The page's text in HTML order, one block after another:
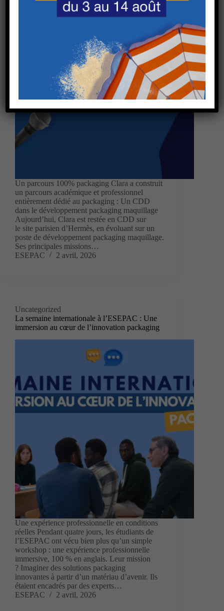
Un parcours 100% packaging Clara a construit
un parcours académique et professionnel
entièrement dédié au packaging : Un CDD
dans le développement packaging maquillage
Aujourd’hui, Clara est restée en CDD sur
le site parisien d’Hermès, en évoluant sur un
poste de développement packaging maquillage.
Ses principales missions…
ESEPAC
2 avril, 2026
Uncategorized
La semaine internationale à l’ESEPAC : Une
immersion au cœur de l’innovation packaging
Une expérience professionnelle en conditions
réelles Pendant quatre jours, les étudiants de
l’ESEPAC ont vécu bien plus qu’un simple
workshop : une expérience professionnelle
immersive, 100 % en anglais. Leur mission
? Imaginer des solutions packaging
innovantes à partir d’un matériau d’avenir. Ils
étaient encadrés par des experts…
ESEPAC
2 avril, 2026